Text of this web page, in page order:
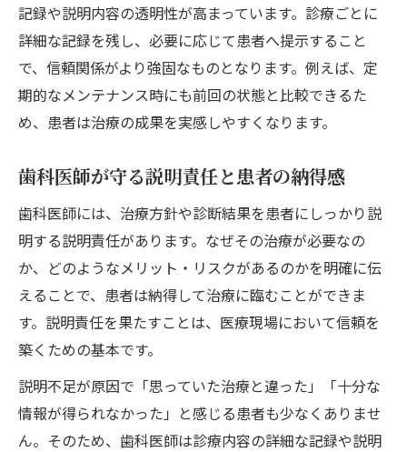
記録や説明内容の透明性が高まっています。診療ごとに
詳細な記録を残し、必要に応じて患者へ提示すること
で、信頼関係がより強固なものとなります。例えば、定
期的なメンテナンス時にも前回の状態と比較できるた
め、患者は治療の成果を実感しやすくなります。
歯科医師が守る説明責任と患者の納得感
歯科医師には、治療方針や診断結果を患者にしっかり説
明する説明責任があります。なぜその治療が必要なの
か、どのようなメリット・リスクがあるのかを明確に伝
えることで、患者は納得して治療に臨むことができま
す。説明責任を果たすことは、医療現場において信頼を
築くための基本です。
説明不足が原因で「思っていた治療と違った」「十分な
情報が得られなかった」と感じる患者も少なくありませ
ん。そのため、歯科医師は診療内容の詳細な記録や説明